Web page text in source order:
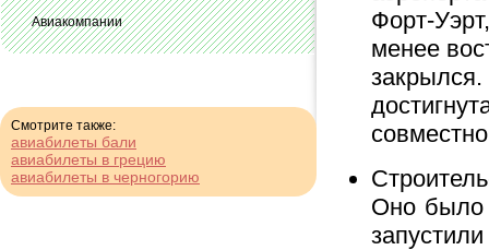
Форт-
менее
Оно было
Авиакомпании
Смотрите также:
авиабилеты бали
авиабилеты в грецию
авиабилеты в черногорию